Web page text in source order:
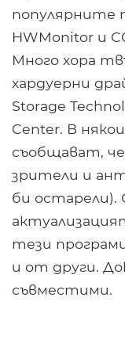
популярните
HWMonitor и
Много хора
хардуерни
Storage
Center. В
съобщават, че
зрители и
би остарели).
тези
и от други.
съвместими.